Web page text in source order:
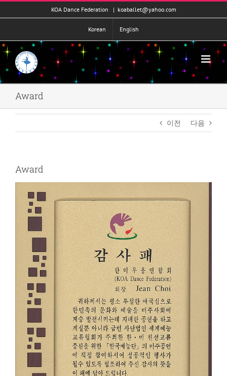
텐
로
건
뛰
기
KOA Dance Federation | koaballet@yahoo.com
Korean English
Award
이전 다음
Award